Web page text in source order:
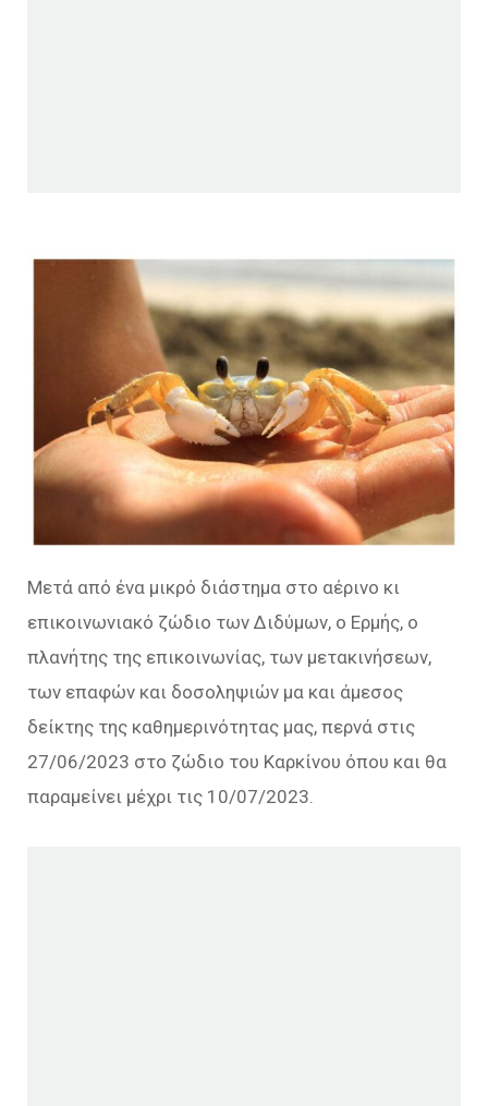
Μετά από ένα μικρό διάστημα στο αέρινο κι
επικοινωνιακό ζώδιο των Διδύμων, ο Ερμής, ο
πλανήτης της επικοινωνίας, των μετακινήσεων,
των επαφών και δοσοληψιών μα και άμεσος
δείκτης της καθημερινότητας μας, περνά στις
27/06/2023 στο ζώδιο του Καρκίνου όπου και θα
παραμείνει μέχρι τις 10/07/2023.